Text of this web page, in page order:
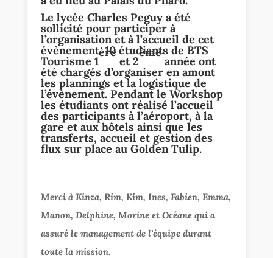
Le lycée Charles Peguy a été
sollicité pour participer à
l’organisation et à l’accueil de cet
évènement. 10 étudiants de BTS
Tourisme 1
ère
et 2
ème
année ont
été chargés d’organiser en amont
les plannings et la logistique de
l’évènement. Pendant le Workshop
les étudiants ont réalisé l’accueil
des participants à l’aéroport, à la
gare et aux hôtels ainsi que les
transferts, accueil et gestion des
flux sur place au Golden Tulip.
Merci à Kinza, Rim, Kim, Ines, Fabien, Emma,
Manon, Delphine, Morine et Océane qui a
assuré le management de l’équipe durant
toute la mission.